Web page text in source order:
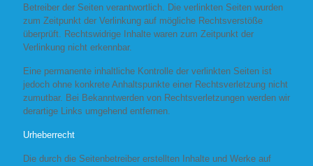
Betreiber der Seiten verantwortlich. Die verlinkten Seiten wurden
zum Zeitpunkt der Verlinkung auf mögliche Rechtsverstöße
überprüft. Rechtswidrige Inhalte waren zum Zeitpunkt der
Verlinkung nicht erkennbar.
Eine permanente inhaltliche Kontrolle der verlinkten Seiten ist
jedoch ohne konkrete Anhaltspunkte einer Rechtsverletzung nicht
zumutbar. Bei Bekanntwerden von Rechtsverletzungen werden wir
derartige Links umgehend entfernen.
Urheberrecht
Die durch die Seitenbetreiber erstellten Inhalte und Werke auf